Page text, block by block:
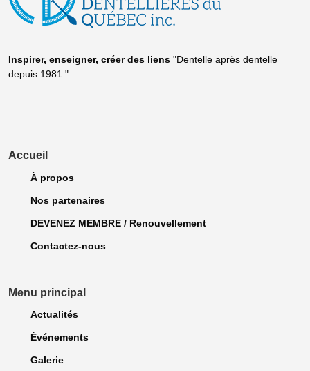
Inspirer, enseigner, créer des liens "Dentelle après dentelle
depuis 1981."
Accueil
À propos
Nos partenaires
DEVENEZ MEMBRE / Renouvellement
Contactez-nous
Menu principal
Actualités
Événements
Galerie